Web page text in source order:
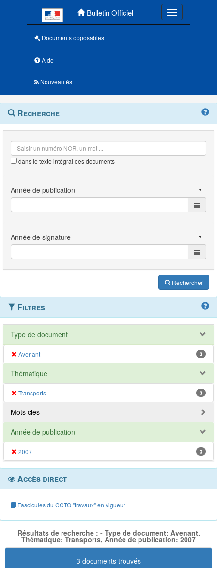
Bulletin Officiel Toggle
Documents opposables
Aide
Nouveautés
Navigation
outils
Menu
contextuel
Recherche
dans le texte intégral des documents
Rechercher
Filtres
Type de document
Avenant 3
Thématique
Transports 3
Mots clés
Année de publication
2007 3
Accès direct
Fascicules du CCTG "travaux" en vigueur
Résultats de recherche : - Type de document: Avenant,
Thématique: Transports, Année de publication: 2007
3 documents trouvés